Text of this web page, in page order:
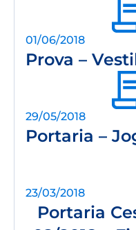
01/06/2018
Prova –
29/05/2018
Portaria –
23/03/2018
Portaria